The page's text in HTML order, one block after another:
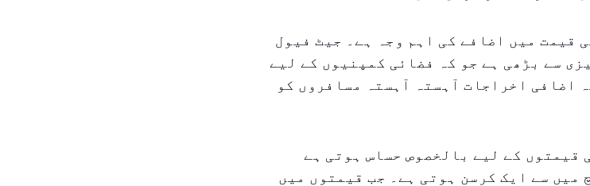
قیمت میں اضافے کی اہم وجہ ہے۔ جیٹ فیول
سے بڑھی ہے جو کہ فضائی کمپنیوں کے لیے
اضافی اخراجات آہستہ آہستہ مسافروں کو
قیمتوں کے لیے بالخصوص حساس ہوتی ہے
میں سے ایک کرسن ہوتی ہے۔ جب قیمتوں میں